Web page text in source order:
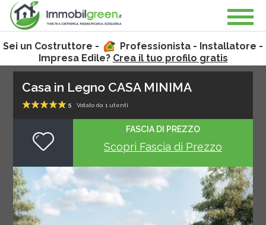
Sei un Costruttore -
Professionista - Installatore -
Impresa Edile? Crea il tuo profilo gratis
Casa in Legno CASA MINIMA
5 Votato da 1 utenti
FASCIA DI PREZZO
Scopri Fascia di Prezzo